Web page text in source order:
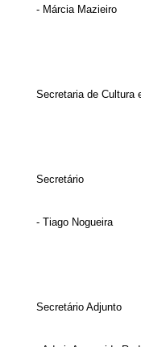
- Márcia Mazieiro
Secretaria de Cultura
Secretário
- Tiago Nogueira
Secretário Adjunto